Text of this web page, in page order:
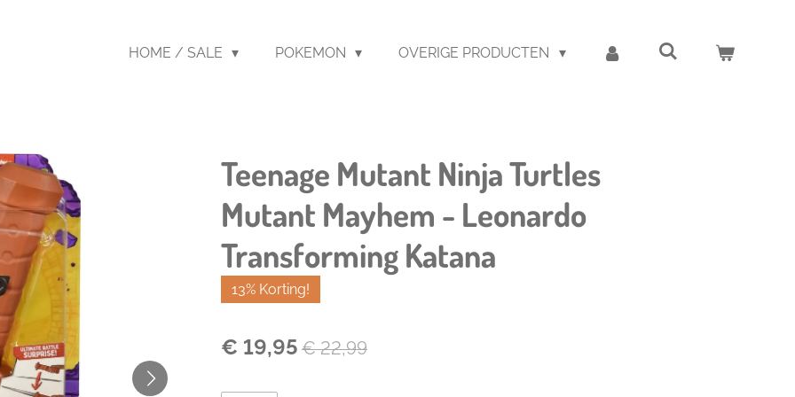
HOME / SALE POKEMON OVERIGE PRODUCTEN
Teenage Mutant Ninja Turtles
Mutant Mayhem - Leonardo
Transforming Katana
13% Korting!
€ 19,95 € 22,99